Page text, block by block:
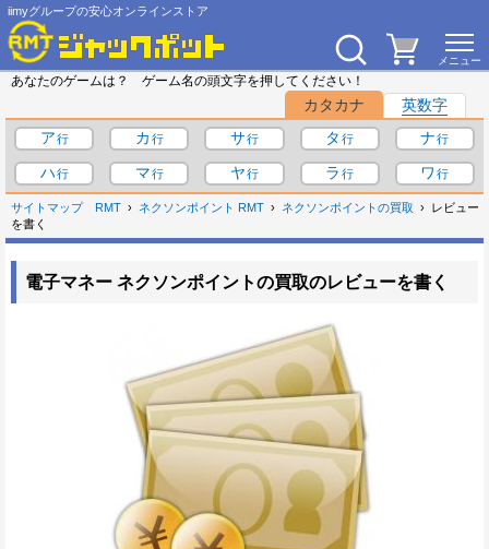
iimyグループの安心オンラインストア
あなたのゲームは？ ゲーム名の頭文字を押してください！
カタカナ
英数字
ア
カ サ タ
ナ
ハ
マ ヤ ラ ワ
サイトマップ RMT ネクソンポイント RMT ネクソンポイントの買取
レビュー
を書く
電子マネー ネクソンポイントの買取のレビューを書く